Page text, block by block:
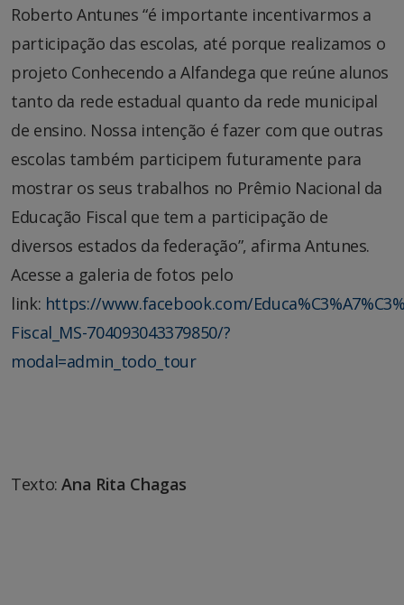
Roberto Antunes “é importante incentivarmos a
participação das escolas, até porque realizamos o
projeto Conhecendo a Alfandega que reúne alunos
tanto da rede estadual quanto da rede municipal
de ensino. Nossa intenção é fazer com que outras
escolas também participem futuramente para
mostrar os seus trabalhos no Prêmio Nacional da
Educação Fiscal que tem a participação de
diversos estados da federação”, afirma Antunes.
Acesse a galeria de fotos pelo
link: https://www.facebook.com/
Fiscal_MS-704093043379850/?
modal=admin_todo_tour
Texto:Ana Rita Chagas